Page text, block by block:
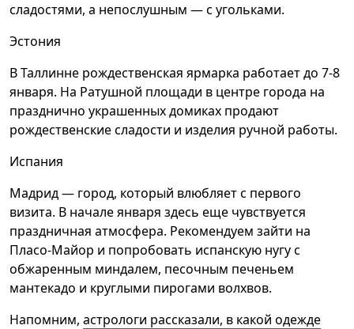
сладостями, а непослушным — с угольками.
Эстония
В Таллинне рождественская ярмарка работает до 7-8
января. На Ратушной площади в центре города на
празднично украшенных домиках продают
рождественские сладости и изделия ручной работы.
Испания
Мадрид — город, который влюбляет с первого
визита. В начале января здесь еще чувствуется
праздничная атмосфера. Рекомендуем зайти на
Пласо-Майор и попробовать испанскую нугу с
обжаренным миндалем, песочным печеньем
мантекадо и круглыми пирогами волхвов.
Напомним, астрологи рассказали, в какой одежде